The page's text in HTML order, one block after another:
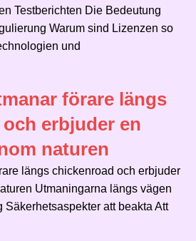
Testberichten Die Bedeutung
Warum sind Lizenzen so
und
förare längs
erbjuder en
naturen
längs chickenroad och erbjuder
Utmaningarna längs vägen
Säkerhetsaspekter att beakta Att